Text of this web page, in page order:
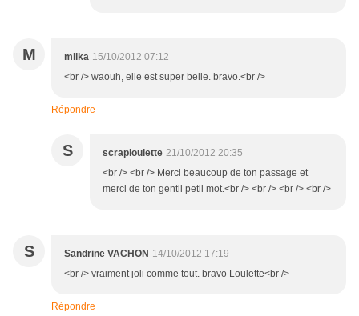
M milka 15/10/2012 07:12
<br /> waouh, elle est super belle. bravo.<br />
Répondre
S scraploulette 21/10/2012 20:35
<br /> <br /> Merci beaucoup de ton passage et
merci de ton gentil petil mot.<br /> <br /> <br /> <br />
S Sandrine VACHON 14/10/2012 17:19
<br /> vraiment joli comme tout. bravo Loulette<br />
Répondre